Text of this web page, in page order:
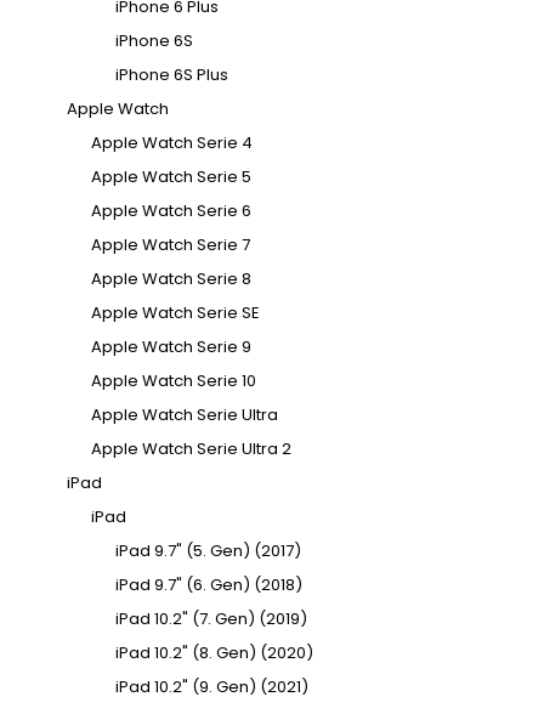
iPhone 6 Plus
iPhone 6S
iPhone 6S Plus
Apple Watch
Apple Watch Serie 4
Apple Watch Serie 5
Apple Watch Serie 6
Apple Watch Serie 7
Apple Watch Serie 8
Apple Watch Serie SE
Apple Watch Serie 9
Apple Watch Serie 10
Apple Watch Serie Ultra
Apple Watch Serie Ultra 2
iPad
iPad
iPad 9.7" (5. Gen) (2017)
iPad 9.7" (6. Gen) (2018)
iPad 10.2" (7. Gen) (2019)
iPad 10.2" (8. Gen) (2020)
iPad 10.2" (9. Gen) (2021)